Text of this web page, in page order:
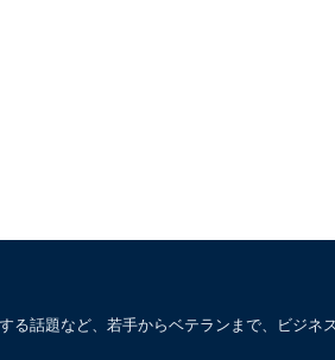
話題など、若手からベテランまで、ビジネ